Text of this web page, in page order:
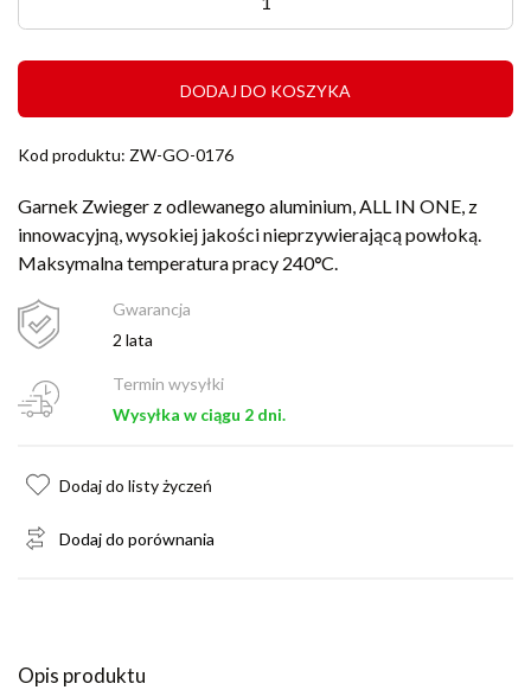
DODAJ DO KOSZYKA
Kod produktu: ZW-GO-0176
Garnek Zwieger z odlewanego aluminium, ALL IN ONE, z
innowacyjną, wysokiej jakości nieprzywierającą powłoką.
Maksymalna temperatura pracy 240°C.
Gwarancja
2 lata
Termin wysyłki
Wysyłka w ciągu 2 dni.
Dodaj do listy życzeń
Dodaj do porównania
Opis produktu